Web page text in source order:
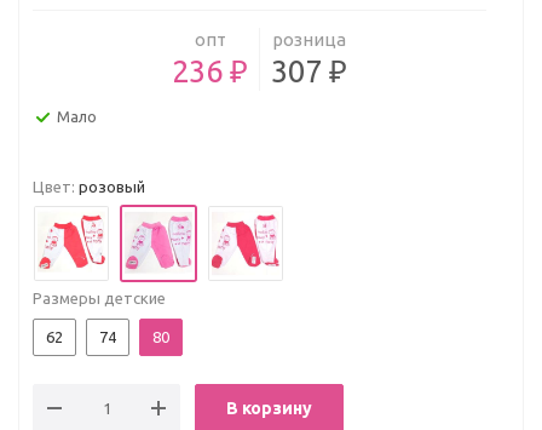
опт
236 ₽
розница
307 ₽
Мало
Цвет: розовый
Размеры детские
62 74 80
В корзину